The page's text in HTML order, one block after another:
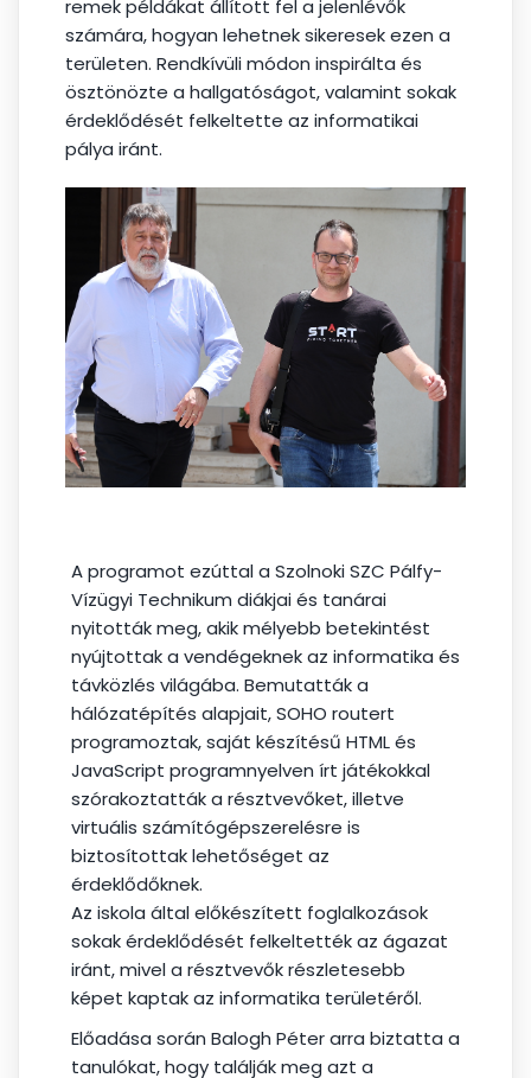
remek példákat állított fel a jelenlévők
számára, hogyan lehetnek sikeresek ezen a
területen. Rendkívüli módon inspirálta és
ösztönözte a hallgatóságot, valamint sokak
érdeklődését felkeltette az informatikai
pálya iránt.
A programot ezúttal a Szolnoki SZC Pálfy-
Vízügyi Technikum diákjai és tanárai
nyitották meg, akik mélyebb betekintést
nyújtottak a vendégeknek az informatika és
távközlés világába. Bemutatták a
hálózatépítés alapjait, SOHO routert
programoztak, saját készítésű HTML és
JavaScript programnyelven írt játékokkal
szórakoztatták a résztvevőket, illetve
virtuális számítógépszerelésre is
biztosítottak lehetőséget az
érdeklődőknek.
Az iskola által előkészített foglalkozások
sokak érdeklődését felkeltették az ágazat
iránt, mivel a résztvevők részletesebb
képet kaptak az informatika területéről.
Előadása során Balogh Péter arra biztatta a
tanulókat, hogy találják meg azt a